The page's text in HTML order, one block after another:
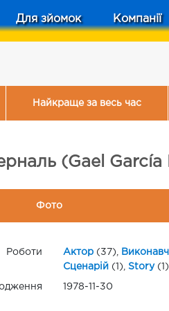
Для зйомок Компанії
Найкраще за весь час
(Gael
Фото
Роботи Актор(37),
Сценарій (1), Story(1),
1978-11-30